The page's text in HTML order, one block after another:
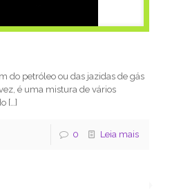
do petróleo ou das jazidas de gás
é uma mistura de vários
[…]
0 Leia mais